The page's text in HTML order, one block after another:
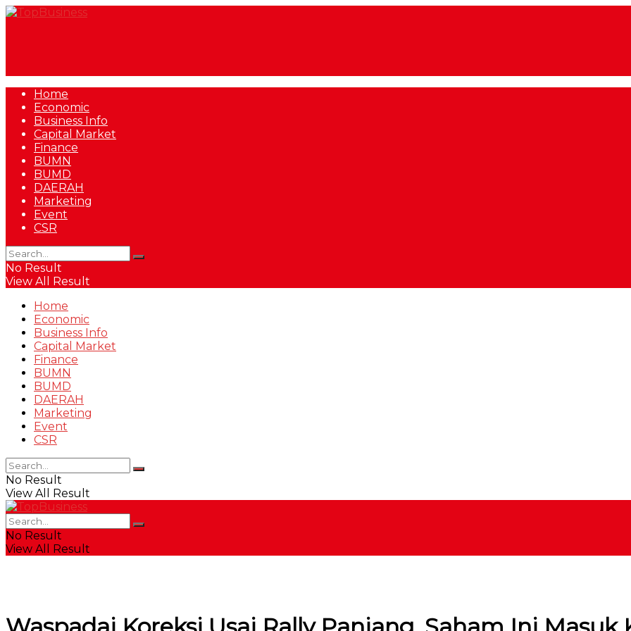
Home
Economic
Business Info
Capital Market
Finance
BUMN
BUMD
DAERAH
Marketing
Event
CSR
No Result
View All Result
Home
Economic
Business Info
Capital Market
Finance
BUMN
BUMD
DAERAH
Marketing
Event
CSR
No Result
View All Result
No Result
View All Result